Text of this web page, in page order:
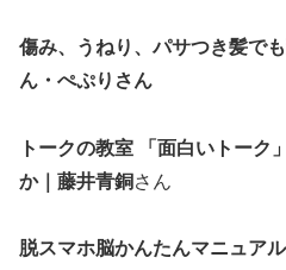
傷み、うねり、パサつき髪で
ん・ぺぷりさん
トークの教室 「面白いトーク
か｜藤井青銅 さん
脱スマホ脳かんたんマニュア